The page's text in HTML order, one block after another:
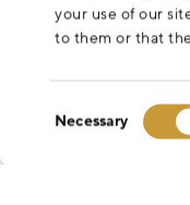
your use of our
to them or that
Necessary